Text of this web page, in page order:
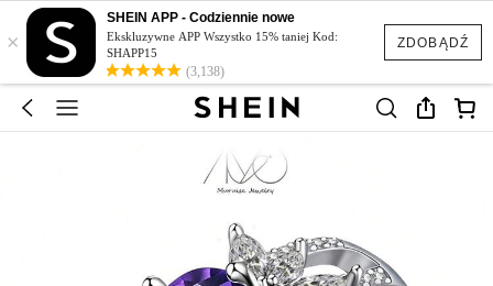
ZDOBĄDŹ
×
SHEIN APP - Codziennie nowe
Ekskluzywne APP Wszystko 15% taniej Kod:
SHAPP15
(3,138)